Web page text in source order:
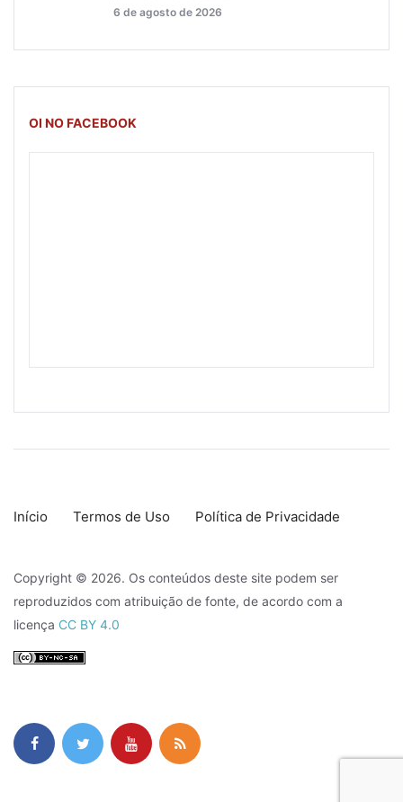
6 de agosto de 2026
OI NO FACEBOOK
Início Termos de Uso Política de Privacidade
Copyright © 2026. Os conteúdos deste site podem ser
reproduzidos com atribuição de fonte, de acordo com a
licença CC BY 4.0